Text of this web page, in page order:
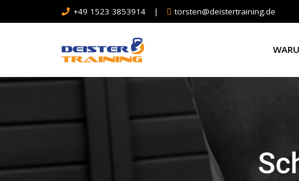
+49 1523 3853914 | torsten@deistertraining.de